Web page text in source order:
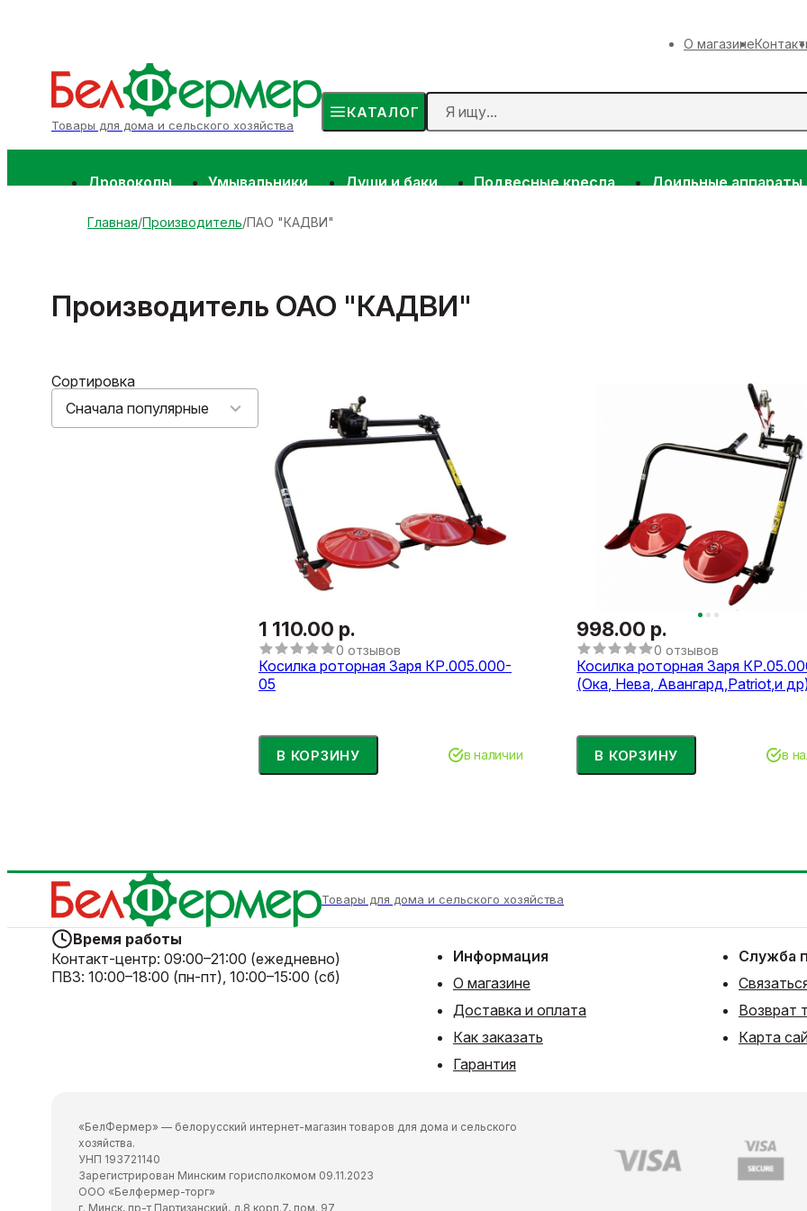
О магазине
Товары для дома и сельского хозяйства
КАТАЛОГ
Дровоколы Умывальники Души и баки Подвесные кресла Доильные аппараты
Главная Производитель ПАО "КАДВИ"
Производитель ОАО "КАДВИ"
Сортировка
Сначала популярные
1 110.00 р.
0 отзывов
Косилка роторная Заря КР.005.000-
05
В КОРЗИНУ в наличии
998.00 р.
0 отзывов
Косилка роторная Заря
(Ока, Нева, Авангард,Patriot,и
В КОРЗИНУ в
Товары для дома и сельского хозяйства
Время работы
Контакт-центр: 09:00–21:00 (ежедневно)
ПВЗ: 10:00–18:00 (пн-пт), 10:00–15:00 (сб)
Информация
О магазине
Доставка и оплата
Как заказать
Гарантия
Служба
Возврат
Карта
«БелФермер» — белорусский интернет-магазин товаров для дома и сельского
хозяйства.
УНП 193721140
Зарегистрирован Минским горисполкомом 09.11.2023
ООО «Белфермер-торг»
г. Минск, пр-т Партизанский, д.8 корп.7, пом. 97